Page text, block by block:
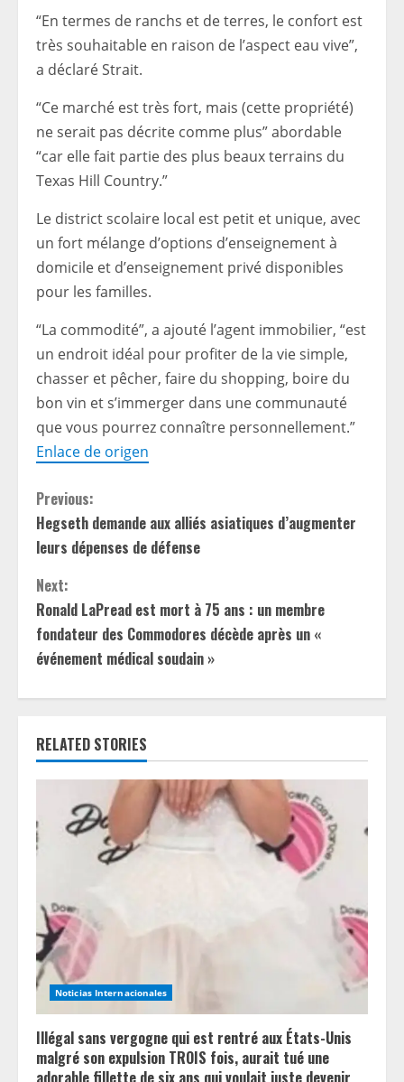
“En termes de ranchs et de terres, le confort est
très souhaitable en raison de l’aspect eau vive”,
a déclaré Strait.
“Ce marché est très fort, mais (cette propriété)
ne serait pas décrite comme plus” abordable
“car elle fait partie des plus beaux terrains du
Texas Hill Country.”
Le district scolaire local est petit et unique, avec
un fort mélange d’options d’enseignement à
domicile et d’enseignement privé disponibles
pour les familles.
“La commodité”, a ajouté l’agent immobilier, “est
un endroit idéal pour profiter de la vie simple,
chasser et pêcher, faire du shopping, boire du
bon vin et s’immerger dans une communauté
que vous pourrez connaître personnellement.”
Enlace de origen
C
o
n
t
i
n
u
e
e
d
i
n
g
Previous:
Hegseth demande aux alliés asiatiques d’augmenter
leurs dépenses de défense
Next:
Ronald LaPread est mort à 75 ans : un membre
fondateur des Commodores décède après un «
événement médical soudain »
RELATED STORIES
Noticias Internacionales
Illégal sans vergogne qui est rentré aux États-Unis
malgré son expulsion TROIS fois, aurait tué une
adorable fillette de six ans qui voulait juste devenir